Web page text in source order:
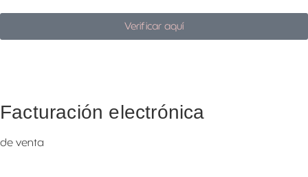
Verificar aquí
Facturación electrónica
de venta